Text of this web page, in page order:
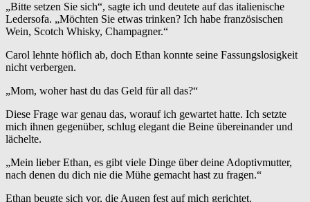
„Bitte setzen Sie sich“, sagte ich und deutete auf das italienische
Ledersofa. „Möchten Sie etwas trinken? Ich habe französischen
Wein, Scotch Whisky, Champagner.“
Carol lehnte höflich ab, doch Ethan konnte seine Fassungslosigkeit
nicht verbergen.
„Mom, woher hast du das Geld für all das?“
Diese Frage war genau das, worauf ich gewartet hatte. Ich setzte
mich ihnen gegenüber, schlug elegant die Beine übereinander und
lächelte.
„Mein lieber Ethan, es gibt viele Dinge über deine Adoptivmutter,
nach denen du dich nie die Mühe gemacht hast zu fragen.“
Ethan beugte sich vor, die Augen fest auf mich gerichtet.